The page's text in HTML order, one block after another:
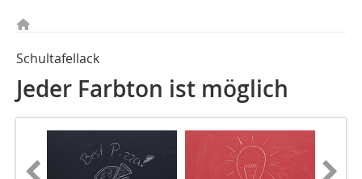
Schultafellack
Jeder Farbton ist möglich